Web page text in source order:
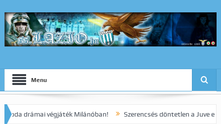
Menu
drámai végjáték Milánóban! Szerencsés döntetlen a Juve elleni